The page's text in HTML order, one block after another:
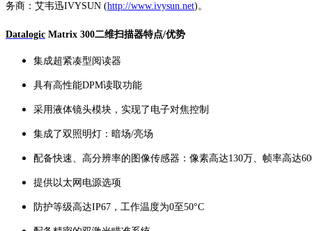
务商：艾韦迅IVYSUN (http://www.ivysun.net)。
Datalogic Matrix 300二维扫描器特点/优势
集成超紧凑型阅读器
具有高性能DPM读取功能
采用液体镜头模块，实现了电子对焦控制
集成了双照明灯：暗场/亮场
配备快速、高分辨率的图像传感器：像素高达130万、帧率高达
提供以太网电源选项
防护等级高达IP67，工作温度为0至50°C